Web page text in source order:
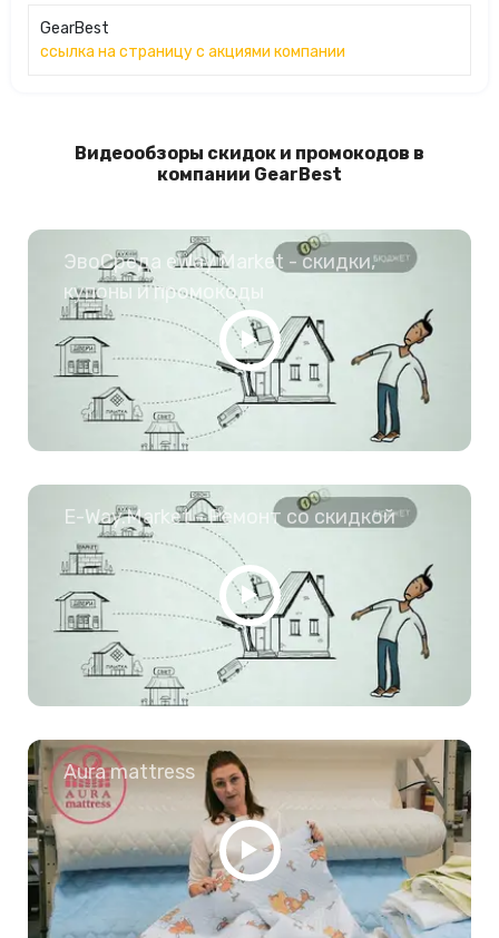
GearBest
ссылка на страницу с акциями компании
Видеообзоры скидок и промокодов в
компании GearBest
ЭвоСреда eWay Market - скидки,
купоны и промокоды
E-Way.Market - Ремонт со скидкой
Aura mattress